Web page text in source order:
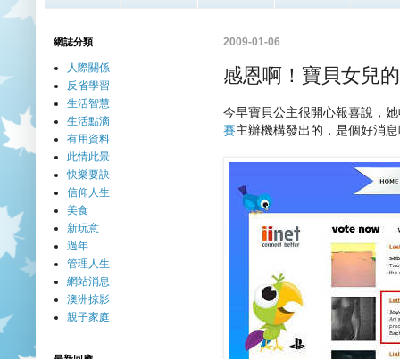
2009-01-06
感恩啊！寶貝女兒
今早寶貝公主很開心報喜說，
賽主辦機構發出的，是個好消
網誌分類
人際關係
反省學習
生活智慧
生活點滴
有用資料
此情此景
快樂要訣
信仰人生
美食
新玩意
過年
管理人生
網站消息
澳洲掠影
親子家庭